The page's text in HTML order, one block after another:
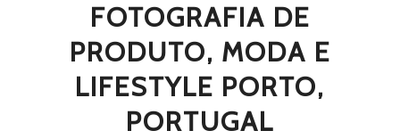
FOTOGRAFIA DE
PRODUTO, MODA E
LIFESTYLE PORTO,
PORTUGAL